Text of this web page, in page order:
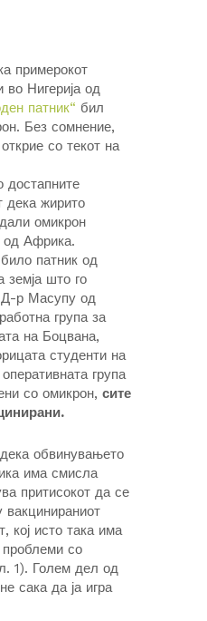
примерокот
во Нигерија од
патник“ бил
Без сомнение,
со текот на
достапните
дека жирито
омикрон
од Африка.
патник од
земја што го
р Масупу од
група за
на Боцвана,
студенти на
група
со омикрон, сите
обвинувањето
има смисла
притисокот да се
вакцинираниот
кој исто така има
со
1). Голем дел од
сака да ја игра